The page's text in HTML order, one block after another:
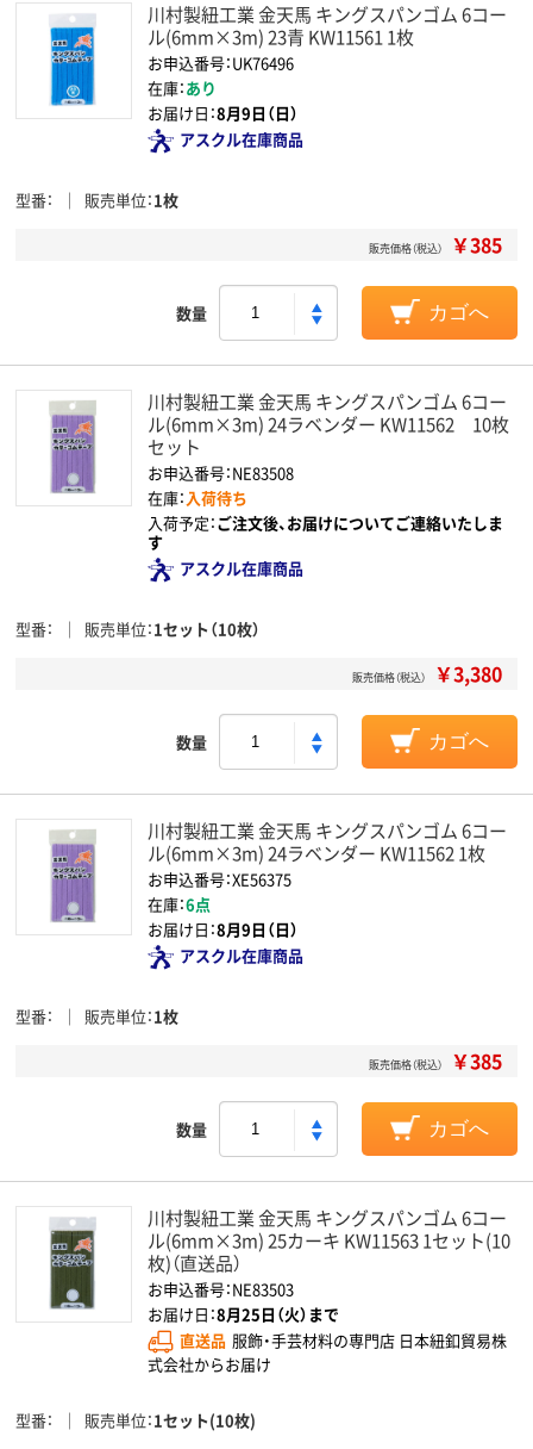
川村製紐工業 金天馬 キングスパンゴム 6コー
ル(6mm×3m) 23青 KW11561 1枚
お申込番号：UK76496
在庫：あり
お届け日：8月9日（日）
アスクル在庫商品
型番 販売単位 1枚
販売価格（税込） ￥385
数量 カゴへ
川村製紐工業 金天馬 キングスパンゴム 6コー
ル(6mm×3m) 24ラベンダー KW11562 10枚
セット
お申込番号：NE83508
在庫：入荷待ち
入荷予定：ご注文後、お届けについてご連絡いたしま
す
アスクル在庫商品
型番 販売単位 1セット（10枚）
販売価格（税込） ￥3,380
数量 カゴへ
川村製紐工業 金天馬 キングスパンゴム 6コー
ル(6mm×3m) 24ラベンダー KW11562 1枚
お申込番号：XE56375
在庫：6点
お届け日：8月9日（日）
アスクル在庫商品
型番 販売単位 1枚
販売価格（税込） ￥385
数量 カゴへ
川村製紐工業 金天馬 キングスパンゴム 6コー
ル(6mm×3m) 25カーキ KW11563 1セット(10
枚)（直送品）
お申込番号：NE83503
お届け日：8月25日（火）まで
直送品 服飾・手芸材料の専門店 日本紐釦貿易株
式会社からお届け
型番 販売単位 1セット(10枚)